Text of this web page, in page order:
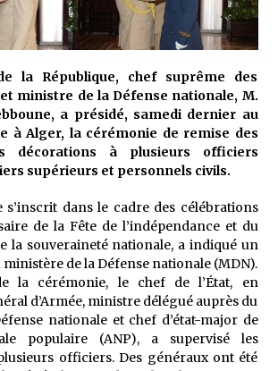
prêche du vendredi
2 semaines ago
: Coup d’envoi d’une campagne de
sensibilisation au profit de la communauté
nationale à l’étranger
2 semaines ago
Lancement d’une campagne nationale de
sensibilisation sur la lutte contre le travail
informel
2 semaines ago
voiture de course conçue et
localement : Une équipe d’étudiants
participe à une compétition
3 semaines ago
Alger 3 : Lancement d’un master à
cursus intégré à la licence en communication
en langue amazighe
la République, chef suprême des
ministre de la Défense nationale, M.
a présidé, samedi dernier au
à Alger, la cérémonie de remise des
décorations à plusieurs officiers
supérieurs et personnels civils.
s’inscrit dans le cadre des célébrations
de la Fête de l’indépendance et du
la souveraineté nationale, a indiqué un
de la Défense nationale (MDN).
la cérémonie, le chef de l’État, en
d’Armée, ministre délégué auprès du
nationale et chef d’état-major de
populaire (ANP), a supervisé les
officiers. Des généraux ont été